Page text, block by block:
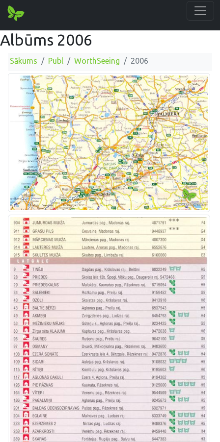
Albūms 2006
Sākums Publ WorthSeeing 2006